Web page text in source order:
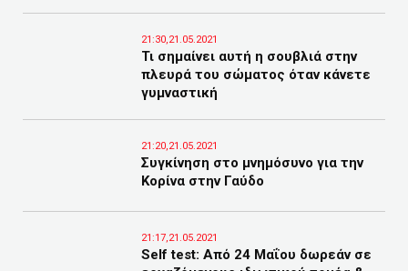
21:30,21.05.2021
Τι σημαίνει αυτή η σουβλιά στην
πλευρά του σώματος όταν κάνετε
γυμναστική
21:20,21.05.2021
Συγκίνηση στο μνημόσυνο για την
Κορίνα στην Γαύδο
21:17,21.05.2021
Self test: Από 24 Μαΐου δωρεάν σε